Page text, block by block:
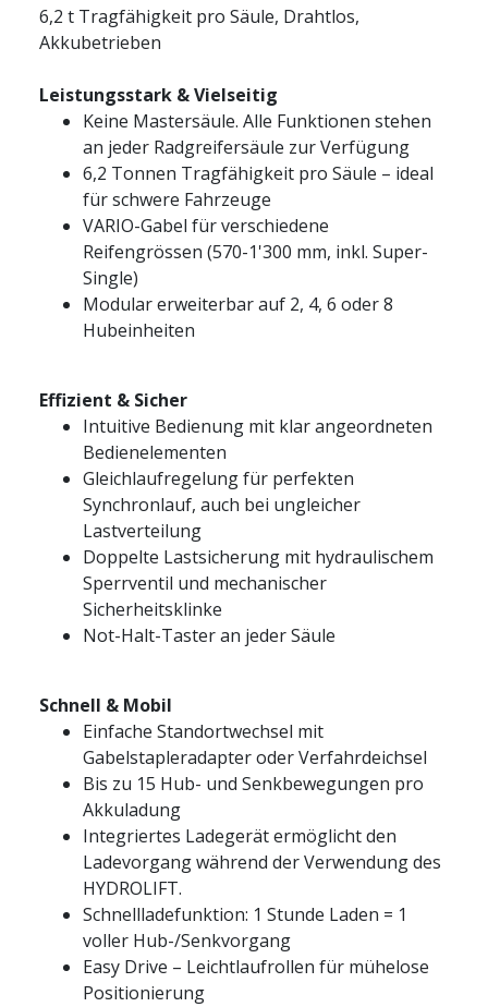
6,2 t Tragfähigkeit pro Säule, Drahtlos,
Akkubetrieben
Leistungsstark & Vielseitig
Keine Mastersäule. Alle Funktionen stehen
an jeder Radgreifersäule zur Verfügung
6,2 Tonnen Tragfähigkeit pro Säule – ideal
für schwere Fahrzeuge
VARIO-Gabel für verschiedene
Reifengrössen (570-1'300 mm, inkl. Super-
Single)
Modular erweiterbar auf 2, 4, 6 oder 8
Hubeinheiten
Effizient & Sicher
Intuitive Bedienung mit klar angeordneten
Bedienelementen
Gleichlaufregelung für perfekten
Synchronlauf, auch bei ungleicher
Lastverteilung
Doppelte Lastsicherung mit hydraulischem
Sperrventil und mechanischer
Sicherheitsklinke
Not-Halt-Taster an jeder Säule
Schnell & Mobil
Einfache Standortwechsel mit
Gabelstapleradapter oder Verfahrdeichsel
Bis zu 15 Hub- und Senkbewegungen pro
Akkuladung
Integriertes Ladegerät ermöglicht den
Ladevorgang während der Verwendung des
HYDROLIFT.
Schnellladefunktion: 1 Stunde Laden = 1
voller Hub-/Senkvorgang
Easy Drive – Leichtlaufrollen für mühelose
Positionierung